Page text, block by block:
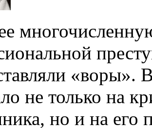
«воры».
не только на
но и на его